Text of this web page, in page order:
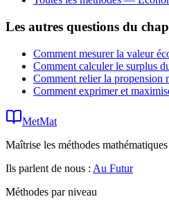
Les autres questions du
Comment mesurer la valeur
Comment calculer le surplus
Comment relier la propension
Comment exprimer et
MetMat
Maîtrise les méthodes
Ils parlent de nous : Au Futur
Méthodes par niveau